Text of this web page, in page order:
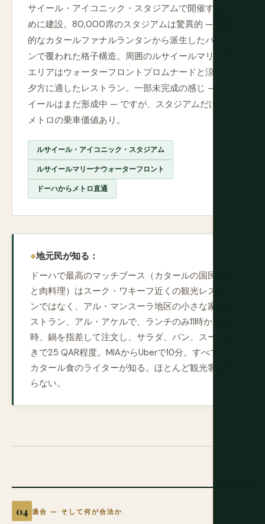
サイール・アイコニック・スタジアムで開催するた
めに建設。80,000席のスタジアムは驚異的 — 伝統
的なカタールファナルランタンから派生したパター
ンで覆われた格子構造。周囲のルサイールマリーナ
エリアはウォーターフロントプロムナードと涼しい
夕方に適したレストラン。一部未完成の感じ — ルサ
イールはまだ形成中 — ですが、スタジアムだけでも
メトロの乗車価値あり。
ルサイール・アイコニック・スタジアム
ルサイールマリーナウォーターフロント
ドーハからメトロ直通
地元民が知る：
ドーハで最高のマッチブース（カタールの国民的米
と肉料理）はスーク・ワキーフ近くの観光レストラ
ンではなく、アル・マンスーラ地区の小さな家族レ
ストラン、アル・アケルで、ランチのみ11時から15
時、鍋を指差して注文し、サラダ、パン、スープ付
きで25 QAR程度。MIAからUberで10分。すべての
カタール食のライターが知る。ほとんど観光客は知
らない。
適合 — そして何が合法か